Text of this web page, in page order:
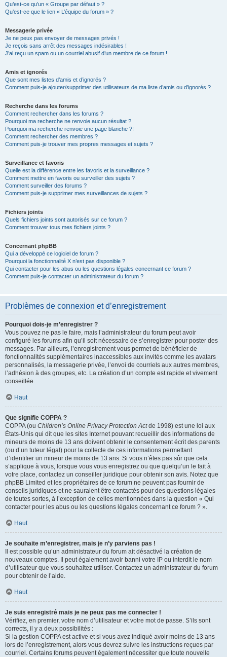
Qu’est-ce qu’un « Groupe par défaut » ?
Qu’est-ce que le lien « L’équipe du forum » ?
Messagerie privée
Je ne peux pas envoyer de messages privés !
Je reçois sans arrêt des messages indésirables !
J’ai reçu un spam ou un courriel abusif d’un membre de ce forum !
Amis et ignorés
Que sont mes listes d’amis et d’ignorés ?
Comment puis-je ajouter/supprimer des utilisateurs de ma liste d’amis ou d’ignorés ?
Recherche dans les forums
Comment rechercher dans les forums ?
Pourquoi ma recherche ne renvoie aucun résultat ?
Pourquoi ma recherche renvoie une page blanche ?!
Comment rechercher des membres ?
Comment puis-je trouver mes propres messages et sujets ?
Surveillance et favoris
Quelle est la différence entre les favoris et la surveillance ?
Comment mettre en favoris ou surveiller des sujets ?
Comment surveiller des forums ?
Comment puis-je supprimer mes surveillances de sujets ?
Fichiers joints
Quels fichiers joints sont autorisés sur ce forum ?
Comment trouver tous mes fichiers joints ?
Concernant phpBB
Qui a développé ce logiciel de forum ?
Pourquoi la fonctionnalité X n’est pas disponible ?
Qui contacter pour les abus ou les questions légales concernant ce forum ?
Comment puis-je contacter un administrateur du forum ?
Problèmes de connexion et d’enregistrement
Pourquoi dois-je m’enregistrer ?
Vous pouvez ne pas le faire, mais l’administrateur du forum peut avoir
configuré les forums afin qu’il soit nécessaire de s’enregistrer pour poster des
messages. Par ailleurs, l’enregistrement vous permet de bénéficier de
fonctionnalités supplémentaires inaccessibles aux invités comme les avatars
personnalisés, la messagerie privée, l’envoi de courriels aux autres membres,
l’adhésion à des groupes, etc. La création d’un compte est rapide et vivement
conseillée.
Haut
Que signifie COPPA ?
COPPA (ou Children’s Online Privacy Protection Actde 1998) est une loi aux
États-Unis qui dit que les sites Internet pouvant recueillir des informations de
mineurs de moins de 13 ans doivent obtenir le consentement écrit des parents
(ou d’un tuteur légal) pour la collecte de ces informations permettant
d’identifier un mineur de moins de 13 ans. Si vous n’êtes pas sûr que cela
s’applique à vous, lorsque vous vous enregistrez ou que quelqu’un le fait à
votre place, contactez un conseiller juridique pour obtenir son avis. Notez que
phpBB Limited et les propriétaires de ce forum ne peuvent pas fournir de
conseils juridiques et ne sauraient être contactés pour des questions légales
de toutes sortes, à l’exception de celles mentionnées dans la question « Qui
contacter pour les abus ou les questions légales concernant ce forum ? ».
Haut
Je souhaite m’enregistrer, mais je n’y parviens pas !
Il est possible qu’un administrateur du forum ait désactivé la création de
nouveaux comptes. Il peut également avoir banni votre IP ou interdit le nom
d’utilisateur que vous souhaitez utiliser. Contactez un administrateur du forum
pour obtenir de l’aide.
Haut
Je suis enregistré mais je ne peux pas me connecter !
Vérifiez, en premier, votre nom d’utilisateur et votre mot de passe. S’ils sont
corrects, il y a deux possibilités :
Si la gestion COPPA est active et si vous avez indiqué avoir moins de 13 ans
lors de l’enregistrement, alors vous devrez suivre les instructions reçues par
courriel. Certains forums peuvent également nécessiter que toute nouvelle